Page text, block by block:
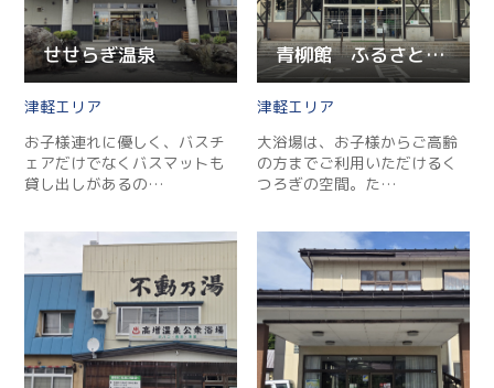
せせらぎ温泉
津軽
お子様連れに優しく、バスチ
ェアだけでなくバスマットも
貸し出しがあるの…
青柳館 ふるさと温泉
津軽
大浴場は、お子様からご高齢
の方までご利用いただけるく
つろぎの空間。た…